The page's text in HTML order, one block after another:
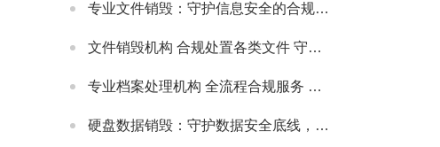
专业文件销毁：守护信息安全的合规解决方案
文件销毁机构 合规处置各类文件 守护信息安全无忧
专业档案处理机构 全流程合规服务 助力政企档案管理提质增效
硬盘数据销毁：守护数据安全底线，主流服务公司实力解析